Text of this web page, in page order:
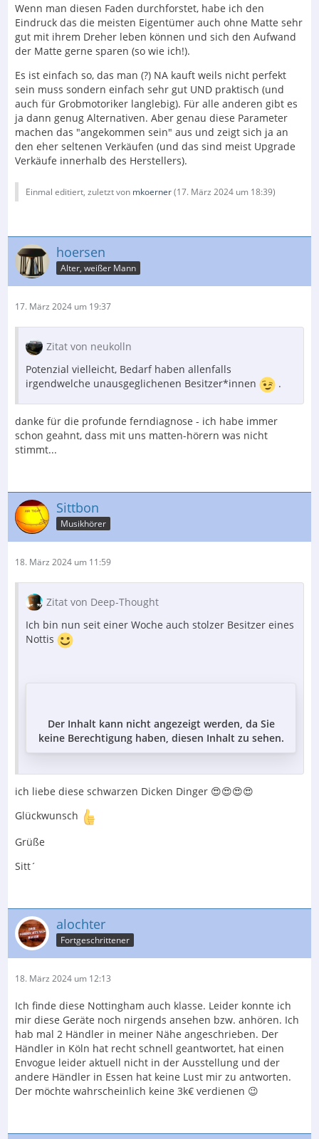
Wenn man diesen Faden durchforstet, habe ich den
Eindruck das die meisten Eigentümer auch ohne Matte sehr
gut mit ihrem Dreher leben können und sich den Aufwand
der Matte gerne sparen (so wie ich!).
Es ist einfach so, das man (?) NA kauft weils nicht perfekt
sein muss sondern einfach sehr gut UND praktisch (und
auch für Grobmotoriker langlebig). Für alle anderen gibt es
ja dann genug Alternativen. Aber genau diese Parameter
machen das "angekommen sein" aus und zeigt sich ja an
den eher seltenen Verkäufen (und das sind meist Upgrade
Verkäufe innerhalb des Herstellers).
Einmal editiert, zuletzt von mkoerner(17. März 2024 um 18:39)
hoersen
Alter, weißer Mann
17. März 2024 um 19:37
Zitat von neukolln
Potenzial vielleicht, Bedarf haben allenfalls
irgendwelche unausgeglichenen Besitzer*innen
.
danke für die profunde ferndiagnose - ich habe immer
schon geahnt, dass mit uns matten-hörern was nicht
stimmt...
Sittbon
Musikhörer
18. März 2024 um 11:59
Zitat von Deep-Thought
Ich bin nun seit einer Woche auch stolzer Besitzer eines
Nottis
Der Inhalt kann nicht angezeigt werden, da Sie
keine Berechtigung haben, diesen Inhalt zu sehen.
ich liebe diese schwarzen Dicken Dinger 😍😍😍😍
Glückwunsch
Grüße
Sitt´
alochter
Fortgeschrittener
18. März 2024 um 12:13
Ich finde diese Nottingham auch klasse. Leider konnte ich
mir diese Geräte noch nirgends ansehen bzw. anhören. Ich
hab mal 2 Händler in meiner Nähe angeschrieben. Der
Händler in Köln hat recht schnell geantwortet, hat einen
Envogue leider aktuell nicht in der Ausstellung und der
andere Händler in Essen hat keine Lust mir zu antworten.
Der möchte wahrscheinlich keine 3k€ verdienen 😉